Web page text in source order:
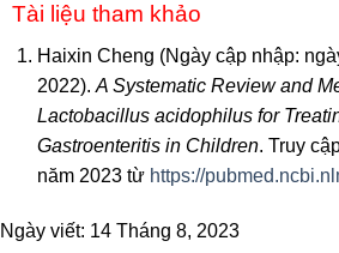
Tài liệu tham khảo
Haixin Cheng (Ngày cập nhập:
2022). A Systematic Review and
Lactobacillus acidophilus for
Gastroenteritis in Children. Truy
năm 2023 từ https://
Ngày viết: 14 Tháng 8, 2023